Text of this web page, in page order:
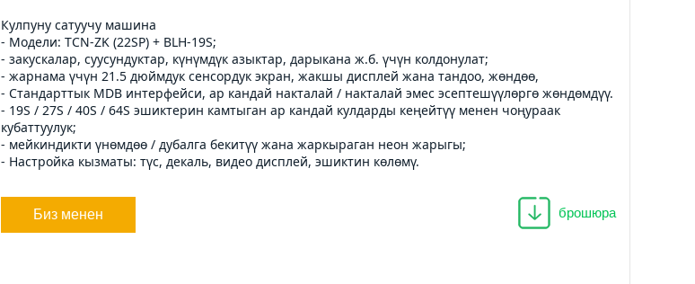
Кулпуну сатуучу машина
- Модели: TCN-ZK (22SP) + BLH-19S;
- закускалар, суусундуктар, күнүмдүк азыктар, дарыкана ж.б. үчүн колдонулат;
- жарнама үчүн 21.5 дюймдук сенсордук экран, жакшы дисплей жана тандоо, жөндөө,
- Стандарттык MDB интерфейси, ар кандай накталай / накталай эмес эсептешүүлөргө жөндөмдүү.
- 19S / 27S / 40S / 64S эшиктерин камтыган ар кандай кулдарды кеңейтүү менен чоңураак
кубаттуулук;
- мейкиндикти үнөмдөө / дубалга бекитүү жана жаркыраган неон жарыгы;
- Настройка кызматы: түс, декаль, видео дисплей, эшиктин көлөмү.
Биз менен брошюра